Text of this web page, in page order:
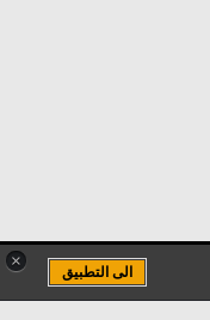
×
الى التطبيق